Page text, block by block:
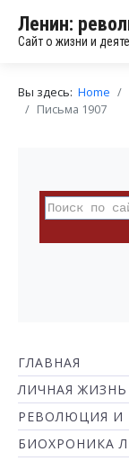
Ленин:
Сайт о жизни и
Вы здесь: Home
Письма 1907
ГЛАВНАЯ
ЛИЧНАЯ ЖИЗНЬ
РЕВОЛЮЦИЯ И
БИОХРОНИКА